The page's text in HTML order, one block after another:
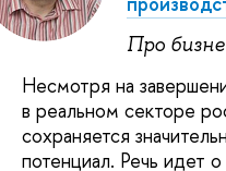
Про
Несмотря на
в реальном секторе
сохраняется
потенциал. Речь идет